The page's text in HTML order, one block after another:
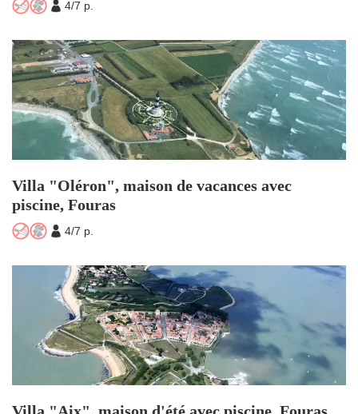
Villa "Oléron", maison de vacances avec
piscine, Fouras